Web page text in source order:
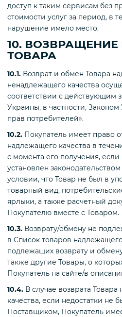
доступ к таким сервисам без
стоимости услуг за период, в
нарушение имело место.
10.
ТОВАРА
10.1. Возврат и обмен Товара
ненадлежащего качества
соответствии с действующим
Украины, в частности,
прав потребителей».
10.2. Покупатель имеет право
надлежащего качества в
с момента его получения,
установлен
условии, что Товар не был в
товарный вид,
ярлыки, а также расчетный
Покупателю вместе с Товаром.
10.3. Возврату/обмену не
в Список товаров
подлежащих возврату и
также другие Товары, о
Покупатель на сайте/в
10.4. В случае возврата
качества, если недостатки не
Поставщиком, Покупатель